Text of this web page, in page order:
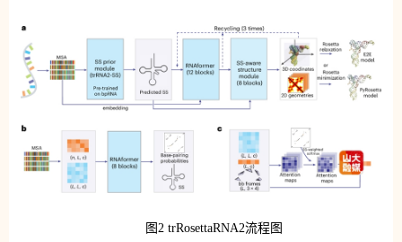
图2 trRosettaRNA2流程图